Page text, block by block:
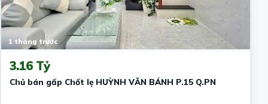
1 tháng trước
3.16 Tỷ
Chủ bán gấp Chốt lẹ HUỲNH VĂN BÁNH P.15 Q.PN